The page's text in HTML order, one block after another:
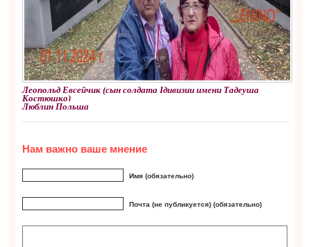
Леопольд Евсейчик (сын солдата Iдивизии имени Тадеуша
Костюшко)
Люблин Польша
Нам важно ваше мнение
Имя (обязательно)
Почта (не публикуется) (обязательно)